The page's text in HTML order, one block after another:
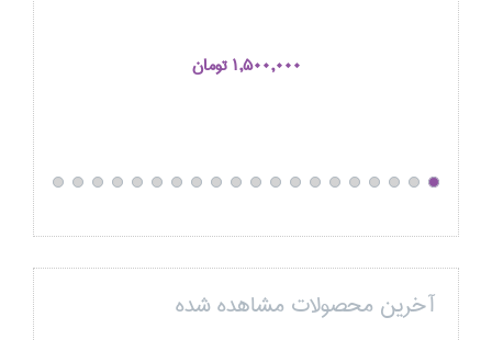
1,500,000 تومان
آخرین محصولات مشاهده شده